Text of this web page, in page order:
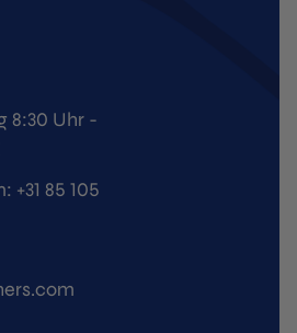
8:30 Uhr -
+31 85 105